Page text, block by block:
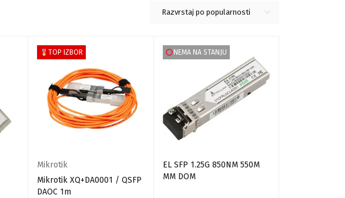
Razvrstaj po popularnosti
TOP IZBOR
Mikrotik
Mikrotik XQ+DA0001 / QSFP
DAOC 1m
NEMA NA STANJU
EL SFP 1.25G 850NM 550M
MM DOM